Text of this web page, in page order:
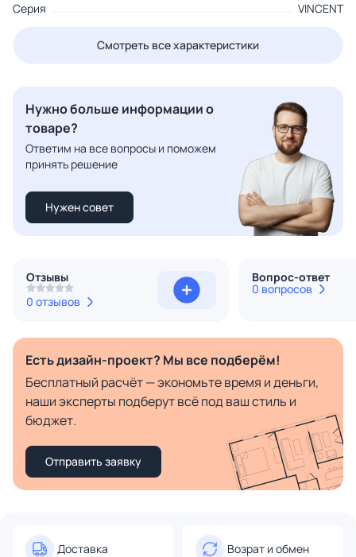
Серия
VINCENT
Смотреть все характеристики
Нужно больше информации о
товаре?
Ответим на все вопросы и поможем
принять решение
Нужен совет
Отзывы
0 отзывов
Вопрос-ответ
0 вопросов
Есть дизайн-проект? Мы все подберём!
Бесплатный расчёт — экономьте время и деньги,
наши эксперты подберут всё под ваш стиль и
бюджет.
Отправить заявку
Доставка Возрат и обмен